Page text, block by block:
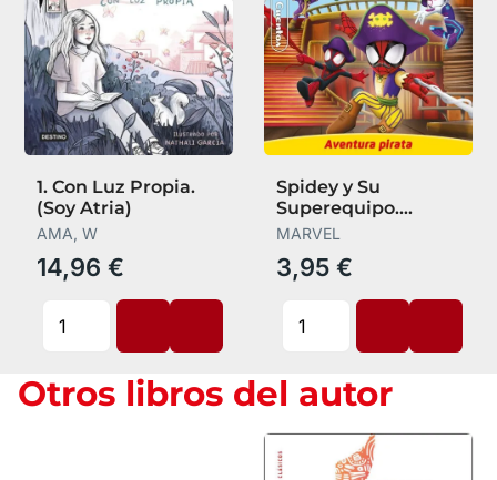
1. Con Luz Propia.
(Soy Atria)
AMA, W
14,96 €
Spidey y Su
Superequipo.
Aventura Pirata.
MARVEL
3,95 €
Otros libros del autor